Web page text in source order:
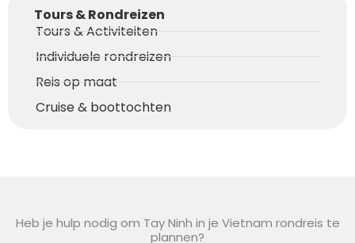
Tours & Rondreizen
Tours & Activiteiten
Individuele rondreizen
Reis op maat
Cruise & boottochten
Heb je hulp nodig om Tay Ninh in je Vietnam rondreis te
plannen?